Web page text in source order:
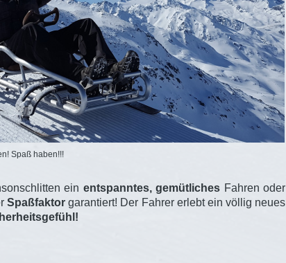
Spaß haben!!!
ein entspanntes, gemütliches Fahren oder
Spaßfaktor garantiert! Der Fahrer erlebt ein völlig neues